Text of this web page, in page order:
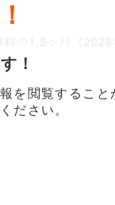
！
を閲覧すること
ださい。